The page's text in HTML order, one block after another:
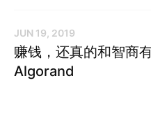
JUN 19, 2019
赚钱，还真的和智商
Algorand